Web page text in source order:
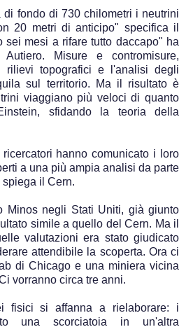
di fondo di 730 chilometri i neutrini
20 metri di anticipo" specifica il
sei mesi a rifare tutto daccapo" ha
Misure e contromisure,
rilievi topografici e l'analisi degli
sul territorio. Ma il risultato è
viaggiano più veloci di quanto
sfidando la teoria della
hanno comunicato i loro
a una più ampia analisi da parte
il Cern.
Minos negli Stati Uniti, già giunto
simile a quello del Cern. Ma il
valutazioni era stato giudicato
attendibile la scoperta. Ora ci
di Chicago e una miniera vicina
vorranno circa tre anni.
fisici si affanna a rielaborare: i
una scorciatoia in un'altra